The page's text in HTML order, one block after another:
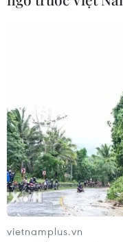
Iran và Oman đạt
eo biển Hormuz
06/08/2026 04:36
vietnamplus.vn